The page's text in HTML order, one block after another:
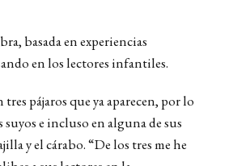
basada en experiencias
en los lectores infantiles.
pájaros que ya aparecen, por lo
e incluso en alguna de sus
y el cárabo. “De los tres me he